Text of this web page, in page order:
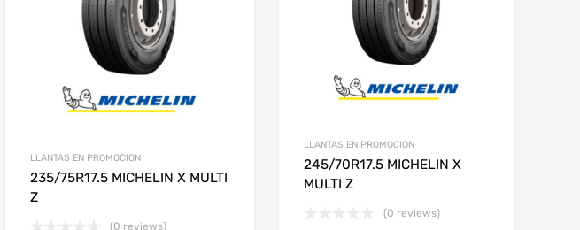
LLANTAS EN PROMOCION
235/75R17.5 MICHELIN X MULTI
Z
(0 reviews)
LLANTAS EN PROMOCION
245/70R17.5 MICHELIN X
MULTI Z
(0 reviews)